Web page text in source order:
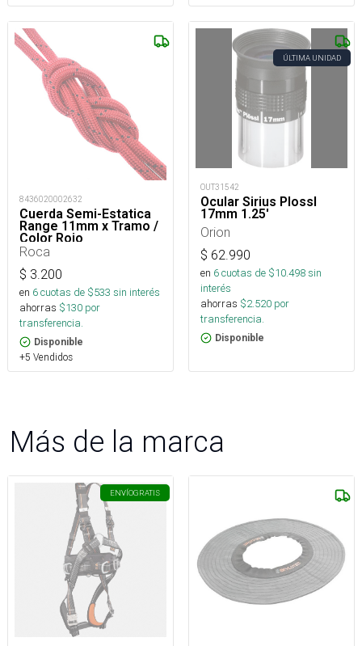
8436020002632
Cuerda Semi-Estatica
Range 11mm x Tramo /
Color Rojo
Roca
$ 3.200
en 6cuotas de $533 sin interés
ahorras $130 por
transferencia.
Disponible
+5 Vendidos
ÚLTIMA UNIDAD
OUT31542
Ocular Sirius Plossl
17mm 1.25'
Orion
$ 62.990
en 6cuotas de $10.498sin
interés
ahorras $2.520 por
transferencia.
Disponible
Más de la marca
ENVÍOGRATIS